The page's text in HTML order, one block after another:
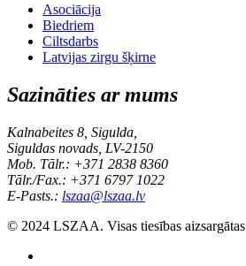
Asociācija
Biedriem
Ciltsdarbs
Latvijas zirgu šķirne
Sazināties ar mums
Kalnabeites 8, Sigulda,
Siguldas novads, LV-2150
Mob. Tālr.: +371 2838 8360
Tālr./Fax.: +371 6797 1022
E-Pasts.: lszaa@lszaa.lv
© 2024 LSZAA. Visas tiesības aizsargātas